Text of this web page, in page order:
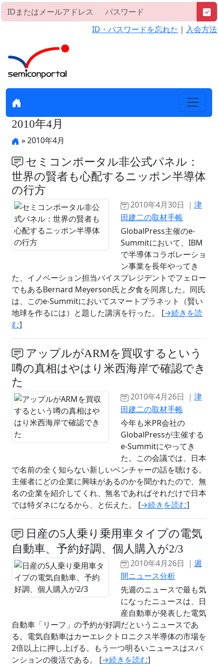
ID・パスワードを忘れた ｜ 入会方法
2010年4月
» 2010年4月
セミコンポータル非公式パネル：
世界の賢者も心配するニッポン半導体
の行方
2010年4月30日 ｜ 津
田建二の取材手帳
GlobalPress主催のe-
Summitにおいて、IBM
で半導体コラボレーショ
ン事業を長年やってき
た、イノベーション担当バイスプレジデントでフェロー
でもあるBernard Meyerson氏と夕食を同席した。同氏
は、このe-Summitにおいてスマートプラネット（賢い
地球を作るには）と題した講演を行った。 [→続きを読
む]
アップルがARMを買収するという
噂の真相はやはり米西海岸で確認でき
た
2010年4月26日 ｜ 津
田建二の取材手帳
今年も米PR会社の
GlobalPressが主催する
e-Summitにやってき
た。この会議では、日本
で名前の全く知らない新しいベンチャーの話を聴ける。
主催者にどの企業に興味があるのかを聞かれたので、無
名の企業を紹介してくれ、無名であればそれだけで日本
では特ダネになるから、と伝えた。 [→続きを読む]
日産の5人乗り乗用車タイプの電気
自動車、予約好調、個人購入が2/3
2010年4月26日 ｜ 週
間ニュース分析
先週のニュースで最も気
になったニュースは、日
産自動車が発表した電気
自動車「リーフ」の予約が好調だというニュースであ
る。電気自動車はカーエレクトロニクス半導体の市場を
2倍以上に押し上げる。もう一つ明るいニュースはスパ
ンションの復活である。 [→続きを読む]